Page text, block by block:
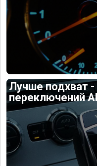
Лучше подхват
переключений